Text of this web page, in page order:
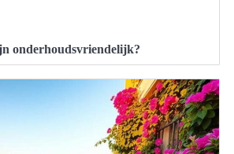
onderhoudsvriendelijk?